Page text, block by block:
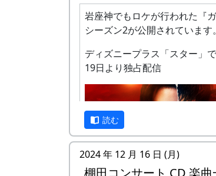
私達メシポンバンドが若い頃
たしてきた「棚田コンサート
クソングシンガーの“坂庭省悟
審査員の方が見守る中、毎年優
岩座神でもロケが行われた『ガ
シーズン2が公開されています。
ディズニープラス「スター」
19日より独占配信
読む
2024 年 12 月 16 日 (月)
棚田コンサート CD 楽曲